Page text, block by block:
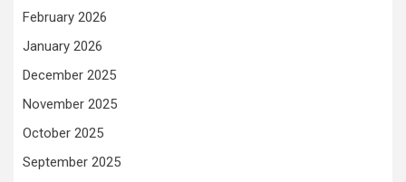
February 2026
January 2026
December 2025
November 2025
October 2025
September 2025